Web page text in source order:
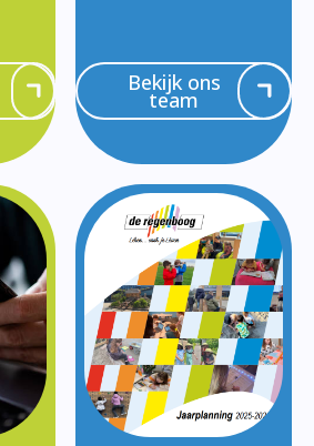
Bekijk ons
team